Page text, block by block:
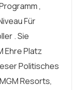
,
Für
. Sie
Ehre Platz
Politisches
Resorts,